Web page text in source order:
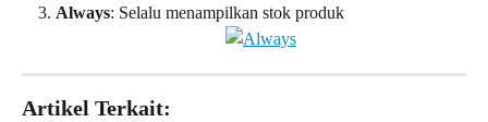
Always: Selalu menampilkan stok produk
Artikel Terkait: